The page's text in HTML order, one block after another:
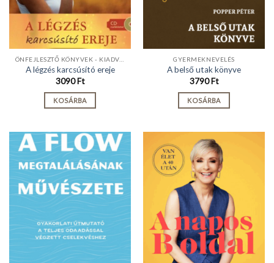
ÖNFEJLESZTŐ KÖNYVEK - KIADVÁNYOK
A légzés karcsúsító ereje
3090Ft
KOSÁRBA
GYERMEKNEVELÉS
A belső utak könyve
3790Ft
KOSÁRBA